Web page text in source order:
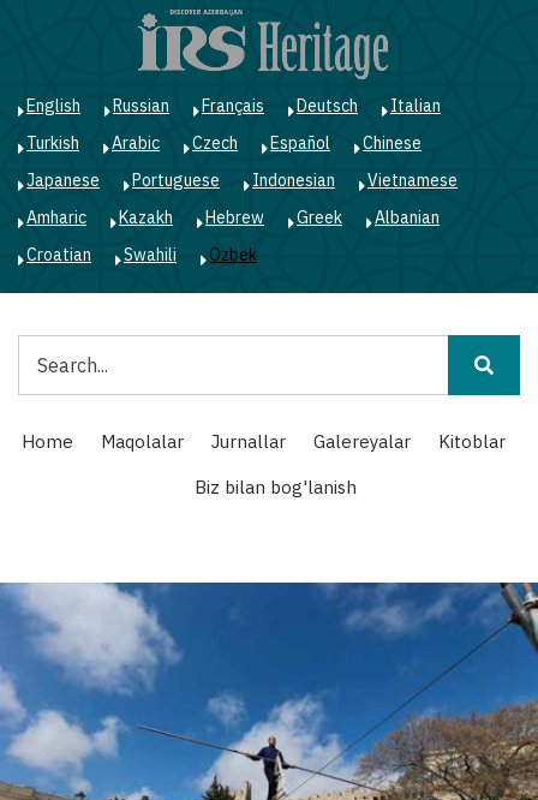
English Russian Français Deutsch
Italian
Turkish
Arabic Czech Español
Chinese
Japanese
Portuguese Indonesian
Vietnamese
Amharic
Kazakh Hebrew Greek
Albanian
Croatian
Swahili Ozbek
Main
navigation
Home Maqolalar Jurnallar Galereyalar
Kitoblar
Biz bilan bog'lanish